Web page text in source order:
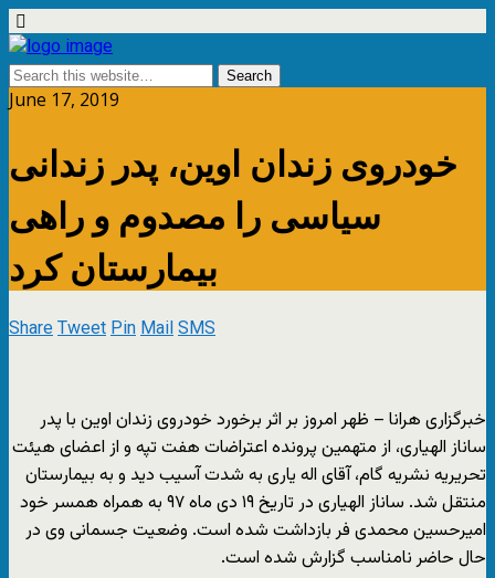
June 17, 2019
خودروی زندان اوین، پدر زندانی
سیاسی را مصدوم و راهی
بیمارستان کرد
ShareTweetPinMailSMS
خبرگزاری هرانا – ظهر امروز بر اثر برخورد خودروی زندان اوین با پدر
ساناز الهیاری، از متهمین پرونده اعتراضات هفت تپه و از اعضای هیئت
تحریریه نشریه گام، آقای اله یاری به شدت آسیب دید و به بیمارستان
منتقل شد. ساناز الهیاری در تاریخ ۱۹ دی ماه ۹۷ به همراه همسر خود
امیرحسین محمدی فر بازداشت شده است. وضعیت جسمانی وی در
حال حاضر نامناسب گزارش شده است.